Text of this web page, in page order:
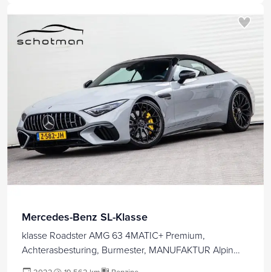
Mercedes-Benz SL-Klasse
klasse Roadster AMG 63 4MATIC+ Premium,
Achterasbesturing, Burmester, MANUFAKTUR Alpin